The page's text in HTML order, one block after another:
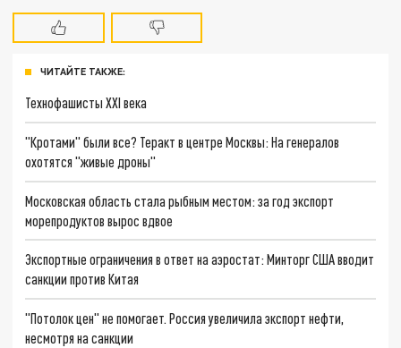
ЧИТАЙТЕ ТАКЖЕ:
Технофашисты XXI века
"Кротами" были все? Теракт в центре Москвы: На генералов
охотятся "живые дроны"
Московская область стала рыбным местом: за год экспорт
морепродуктов вырос вдвое
Экспортные ограничения в ответ на аэростат: Минторг США вводит
санкции против Китая
"Потолок цен" не помогает. Россия увеличила экспорт нефти,
несмотря на санкции